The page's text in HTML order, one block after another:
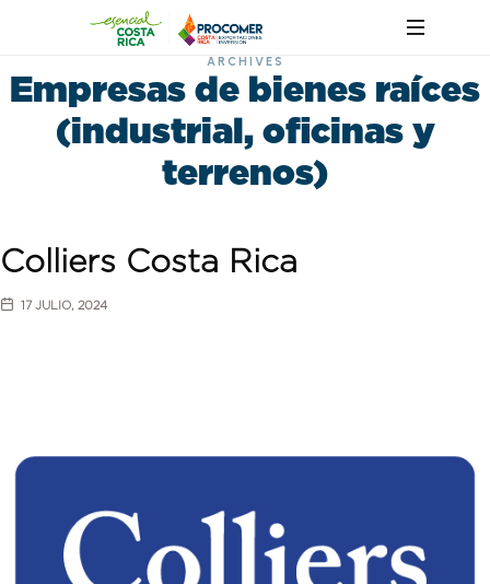
ARCHIVES
Empresas de bienes raíces
(industrial, oficinas y
terrenos)
Colliers Costa Rica
17 JULIO, 2024